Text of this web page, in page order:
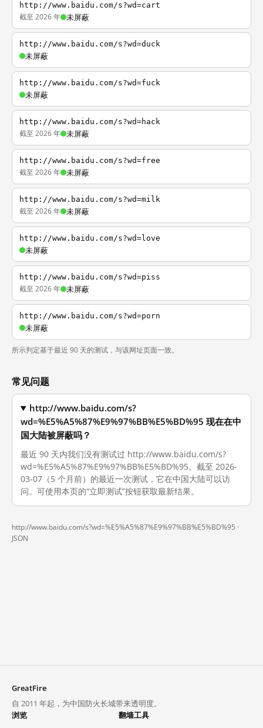
http://www.baidu.com/s?wd=cart
截至 2026 年 未屏蔽
http://www.baidu.com/s?wd=duck
未屏蔽
http://www.baidu.com/s?wd=fuck
未屏蔽
http://www.baidu.com/s?wd=hack
截至 2026 年 未屏蔽
http://www.baidu.com/s?wd=free
截至 2026 年 未屏蔽
http://www.baidu.com/s?wd=milk
截至 2026 年 未屏蔽
http://www.baidu.com/s?wd=love
未屏蔽
http://www.baidu.com/s?wd=piss
截至 2026 年 未屏蔽
http://www.baidu.com/s?wd=porn
未屏蔽
所示判定基于最近 90 天的测试，与该网址页面一致。
常见问题
http://www.baidu.com/s?
wd=%E5%A5%87%E9%97%BB%E5%BD%95 现在在中
国大陆被屏蔽吗？
最近 90 天内我们没有测试过 http://www.baidu.com/s?
wd=%E5%A5%87%E9%97%BB%E5%BD%95。截至 2026-
03-07（5 个月前）的最近一次测试，它在中国大陆可以访
问。可使用本页的“立即测试”按钮获取最新结果。
http://www.baidu.com/s?wd=%E5%A5%87%E9%97%BB%E5%BD%95 ·
JSON
GreatFire
自 2011 年起，为中国防火长城带来透明度。
浏览
翻墙工具